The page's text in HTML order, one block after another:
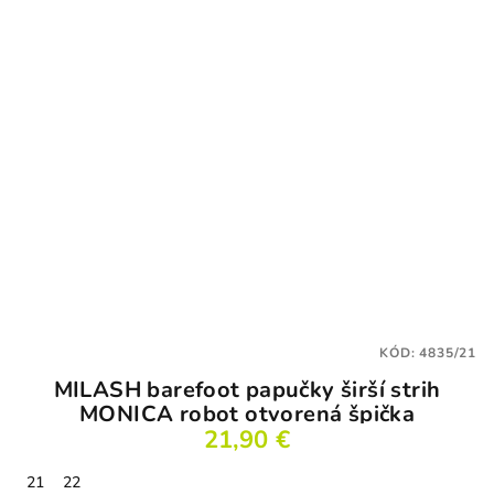
MILASH barefoot papučky širší strih
MONICA robot otvorená špička
21,90 €
21
22
KÓD:4835/21